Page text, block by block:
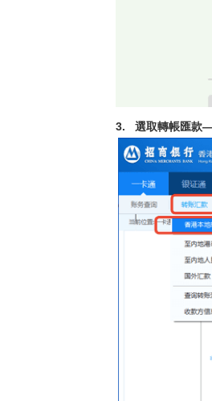
3. 選取轉帳匯款